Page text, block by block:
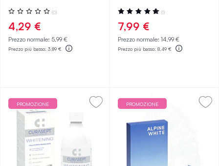
Valutazione:
0%
(0)
4,29 €
Prezzo normale: 5,99 €
Prezzo più basso: 3,89 €
Valutazione:
100%
(1)
7,99 €
Prezzo normale: 14,99 €
Prezzo più basso: 8,49 €
PROMOZIONE PROMOZIONE